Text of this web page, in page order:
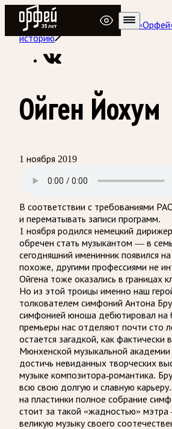
Радио Орфей
Радио классической музыки
историю
Ойген Йохум
1 ноября 2019
В соответствии с требованиями
и перематывать записи программ.
1 ноября родился немецкий
обречен стать музыкантом — в
сегодняшний именинник появился
похоже, другими профессиями не
Ойгена тоже оказались в границах
Но из этой троицы именно наш
толкователем симфоний Антона
симфонией юноша дебютировал на
премьеры нас отделяют почти сто
остается загадкой, как фактически
Мюнхенской музыкальной академии
достичь невиданных творческих
музыке композитора-романтика.
всю свою долгую и славную
на пластинки полное собрание
стоит за такой «жадностью»
великую музыку своего